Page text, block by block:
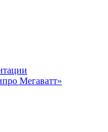
Мегаватт»